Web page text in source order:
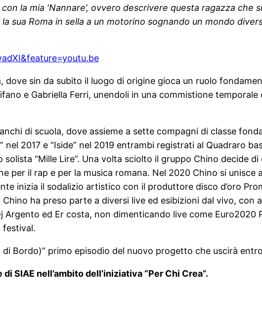
la mia ‘Nannare’, ovvero descrivere questa ragazza che
sua Roma in sella a un motorino sognando un mondo
dove sin da subito il luogo di origine gioca un ruolo
e Gabriella Ferri, unendoli in una commistione temporale
di scuola, dove assieme a sette compagni di classe
2017 e “Iside” nel 2019 entrambi registrati al Quadraro
“Mille Lire”. Una volta sciolto il gruppo Chino decide
per il rap e per la musica romana. Nel 2020 Chino si unisce
inizia il sodalizio artistico con il produttore disco d’oro
ha preso parte a diversi live ed esibizioni dal vivo, con
Argento ed Er costa, non dimenticando live come Euro2020
festival.
Bordo)” primo episodio del nuovo progetto che uscirà entro
SIAE nell’ambito dell’iniziativa “Per Chi Crea”.